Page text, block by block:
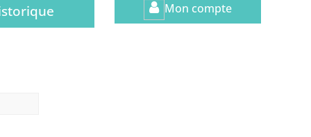
Mon compte